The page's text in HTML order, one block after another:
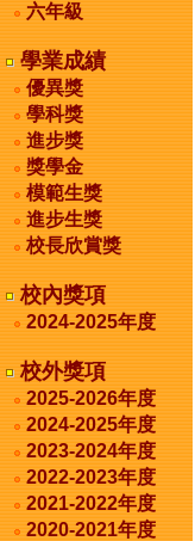
六年級
學業成績
優異獎
學科獎
進步獎
獎學金
模範生獎
進步生獎
校長欣賞獎
校內獎項
2024-2025年度
校外獎項
2025-2026年度
2024-2025年度
2023-2024年度
2022-2023年度
2021-2022年度
2020-2021年度